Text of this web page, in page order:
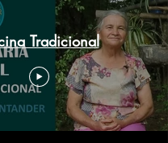
Tradicional